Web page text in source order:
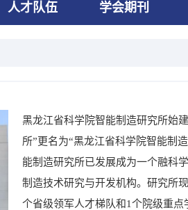
人才队伍 学会期刊
黑龙江省科学院智能制造研究所始
所”更名为“黑龙江省科学院智能制
能制造研究所已发展成为一个融科
制造技术研究与开发机构。研究所
个省级领军人才梯队和1个院级重